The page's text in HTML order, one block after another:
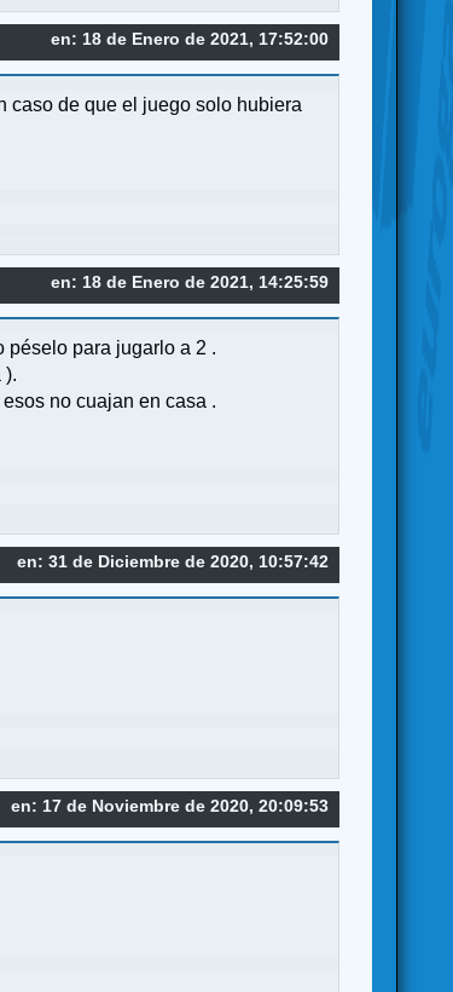
en: 18 de Enero de 2021, 17:52:00
caso de que el juego solo hubiera
en: 18 de Enero de 2021, 14:25:59
péselo para jugarlo a 2 .
).
no cuajan en casa .
en: 31 de Diciembre de 2020, 10:57:42
en: 17 de Noviembre de 2020, 20:09:53